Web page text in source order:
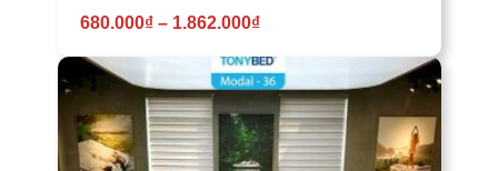
680.000₫ – 1.862.000₫